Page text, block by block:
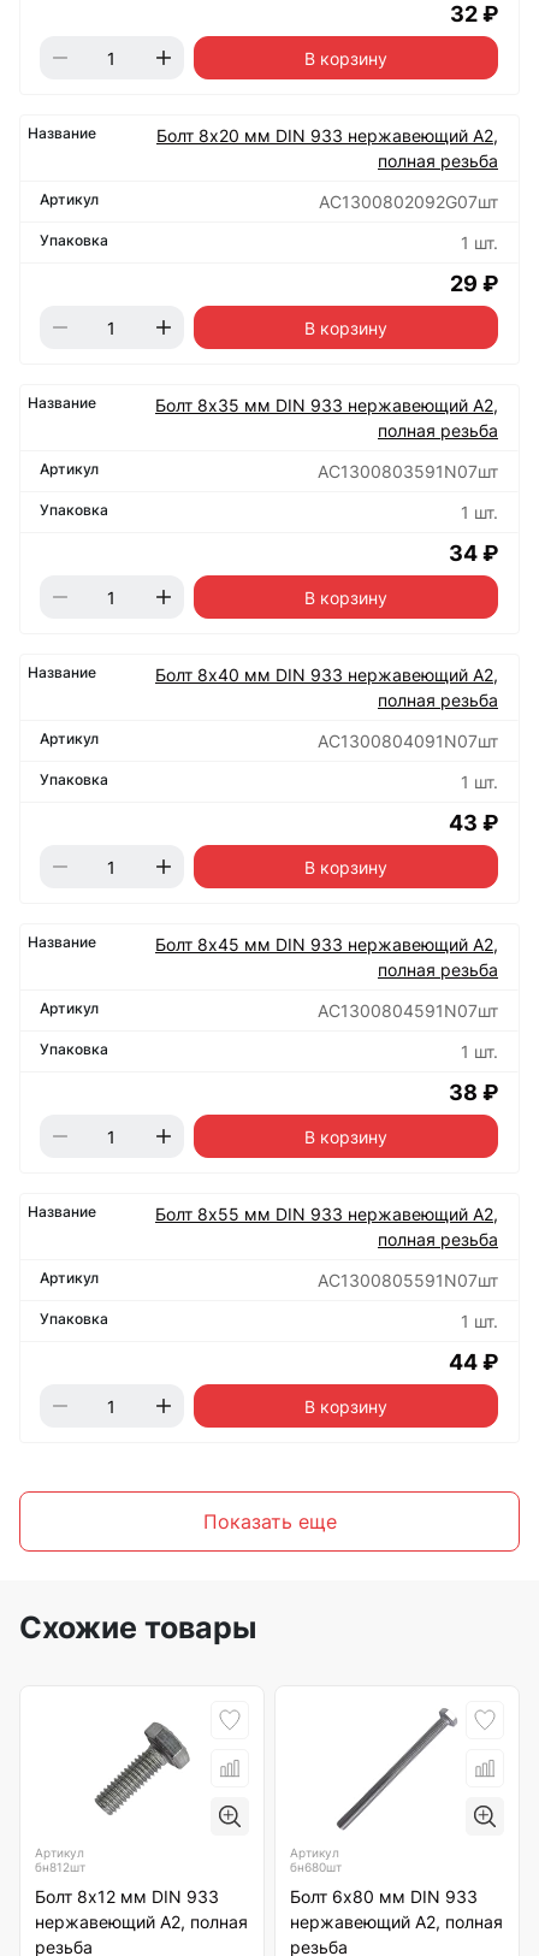
32 ₽
В корзину
Болт 8х20 мм DIN 933 нержавеющий А2,
полная резьба
АС1300802092G07шт
1 шт.
29 ₽
В корзину
Болт 8х35 мм DIN 933 нержавеющий А2,
полная резьба
АС1300803591N07шт
1 шт.
34 ₽
В корзину
Болт 8х40 мм DIN 933 нержавеющий А2,
полная резьба
АС1300804091N07шт
1 шт.
43 ₽
В корзину
Болт 8х45 мм DIN 933 нержавеющий А2,
полная резьба
АС1300804591N07шт
1 шт.
38 ₽
В корзину
Болт 8х55 мм DIN 933 нержавеющий А2,
полная резьба
АС1300805591N07шт
1 шт.
44 ₽
В корзину
Показать еще
Схожие товары
Артикул
бн812шт
Болт 8х12 мм DIN 933
нержавеющий А2, полная
резьба
Артикул
бн680шт
Болт 6х80 мм DIN 933
нержавеющий А2, полная
резьба